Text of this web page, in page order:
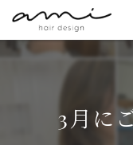
3月に